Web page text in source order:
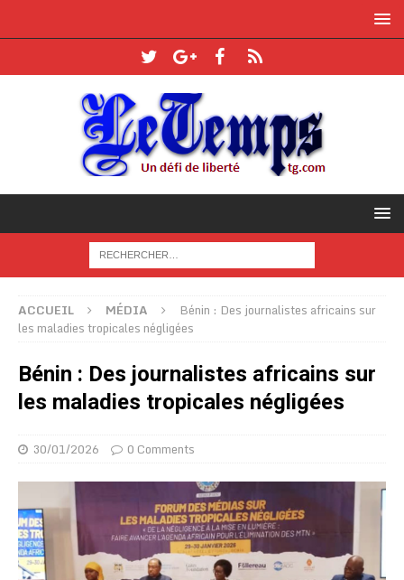
ACCUEIL MÉDIA
Bénin : Des journalistes africains sur
les maladies tropicales négligées
Bénin : Des journalistes africains sur
les maladies tropicales négligées
30/01/2026 0 Comments